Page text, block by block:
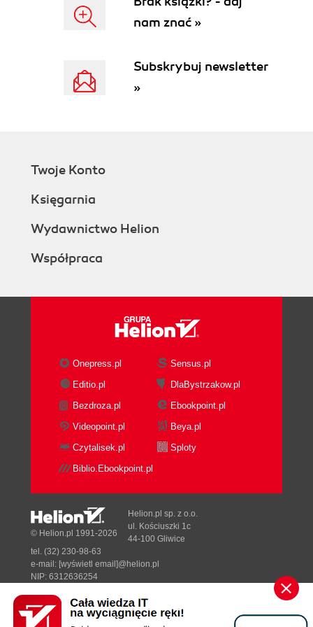
System szesnastkowy - strachy na Lachy
Rozdział 4. Cubase - praca z sekwenserem (45)
Poznajemy miejsce pracy (45)
Panel sterujący (48)
Przyborniki (49)
Tryby edycji - wprowadzenie (51)
List (52)
Konfiguracja programu (54)
MIDI System Setup (57)
Metronome (59)
Synchronization (59)
Typ ścieżek (60)
Inne opcje (61)
Przygotowania (62)
Tempo utworu (63)
Transpozycja i dynamika gry (64)
Nagrywanie (66)
Dobór instrumentów (66)
Edycja (68)
Mikser (71)
ABC stosowania kontrolerów (74)
nam znać »
Subskrybuj newsletter
»
Twoje Konto
Księgarnia
Wydawnictwo Helion
Współpraca
Onepress.pl
Sensus.pl
Editio.pl
DlaBystrzakow.pl
Bezdroza.pl
Ebookpoint.pl
Videopoint.pl
Beya.pl
Czytalisek.pl
Sploty
Biblio.Ebookpoint.pl
Designed with ♥ byTonik.pl
© Helion.pl 1991-2026
Helion.pl sp. z o.o.
ul. Kościuszki 1c
44-100 Gliwice
tel. (32) 230-98-63
e-mail: [wyświetl email]@helion.pl
NIP: 6312636254